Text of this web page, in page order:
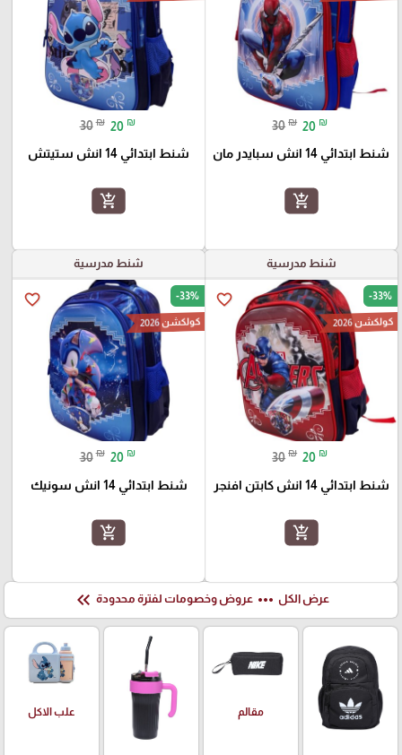
30 ₪ 20 ₪
شنط ابتدائي 14 انش سبايدر مان
add_shopping_cart
30 ₪ 20 ₪
شنط ابتدائي 14 انش ستيتش
add_shopping_cart
شنط مدرسية
favorite_border -33%
كولكشن 2026
30 ₪ 20 ₪
شنط ابتدائي 14 انش كابتن افنجر
add_shopping_cart
شنط مدرسية
favorite_border -33%
كولكشن 2026
30 ₪ 20 ₪
شنط ابتدائي 14 انش سونيك
add_shopping_cart
عرض الكل more_horiz عروض وخصومات لفترة محدودة keyboard_double_arrow_left
مقالم علب الاكل